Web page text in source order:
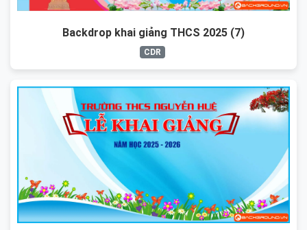
Backdrop khai giảng THCS 2025 (7)
CDR